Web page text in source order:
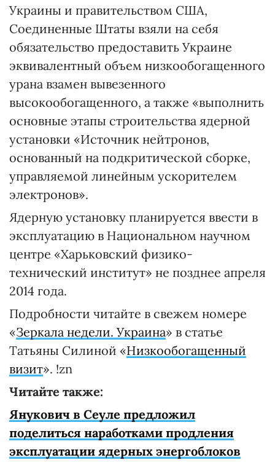
Украины и правительством США,
Соединенные Штаты взяли на себя
обязательство предоставить Украине
эквивалентный объем низкообогащенного
урана взамен вывезенного
высокообогащенного, а также «выполнить
основные этапы строительства ядерной
установки «Источник нейтронов,
основанный на подкритической сборке,
управляемой линейным ускорителем
электронов».
Ядерную установку планируется ввести в
эксплуатацию в Национальном научном
центре «Харьковский физико-
технический институт» не позднее апреля
2014 года.
Подробности читайте в свежем номере
«Зеркала недели. Украина» в статье
Татьяны Силиной «Низкообогащенный
визит». !zn
Читайте также:
Янукович в Сеуле предложил
поделиться наработками продления
эксплуатации ядерных энергоблоков